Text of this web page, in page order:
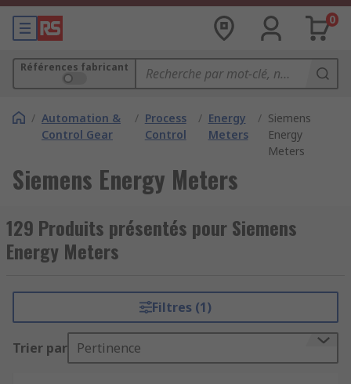
0
Références fabricant
/ Automation &
Control Gear
/ Process
Control
/ Energy
Meters
/ Siemens
Energy
Meters
Siemens Energy Meters
129 Produits présentés pour Siemens
Energy Meters
Filtres (1)
Trier par Pertinence